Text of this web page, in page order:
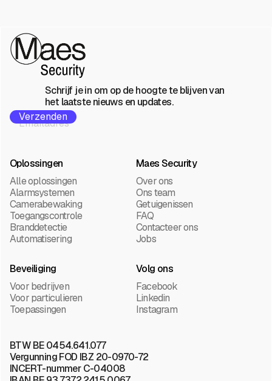
Schrijf je in om op de hoogte te blijven van
het laatste nieuws en updates.
Oplossingen
Alle oplossingen
Alarmsystemen
Camerabewaking
Toegangscontrole
Branddetectie
Automatisering
Maes Security
Over ons
Ons team
Getuigenissen
FAQ
Contacteer ons
Jobs
Beveiliging
Voor bedrijven
Voor particulieren
Toepassingen
Volg ons
Facebook
Linkedin
Instagram
BTW BE 0454.641.077
Vergunning FOD IBZ 20-0970-72
INCERT-nummer C-04008